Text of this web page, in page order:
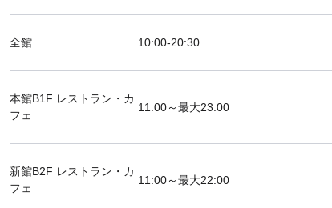
全館 10:00-20:30
本館B1F レストラン・カ
フェ
11:00～最大23:00
新館B2F レストラン・カ
フェ
11:00～最大22:00